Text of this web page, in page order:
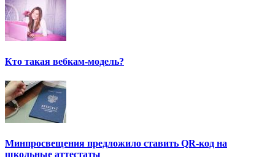
Кто такая вебкам-модель?
Минпросвещения предложило ставить QR-код на
школьные аттестаты